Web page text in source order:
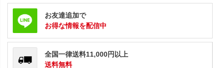
お友達追加で
お得な情報を配信中
全国一律送料11,000円以上
送料無料